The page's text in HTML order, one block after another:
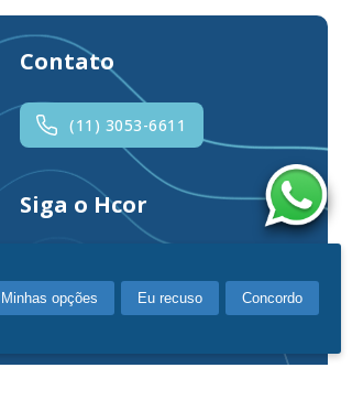
Contato
(11) 3053-6611
Siga o Hcor
Minhas opções Eu recuso Concordo